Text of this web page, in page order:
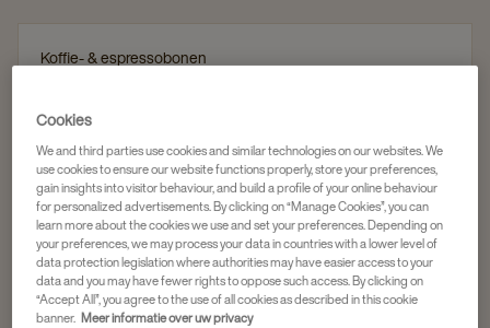
Koffie- & espressobonen
DARK ROAST 6X1KG
Artikelnummer4045973
Arabica & Robusta
Donker gebrand
Intense smaak
Cookies
We and third parties use cookies and similar technologies on our websites. We
use cookies to ensure our website functions properly, store your preferences,
gain insights into visitor behaviour, and build a profile of your online behaviour
for personalized advertisements. By clicking on “Manage Cookies”, you can
learn more about the cookies we use and set your preferences. Depending on
your preferences, we may process your data in countries with a lower level of
data protection legislation where authorities may have easier access to your
data and you may have fewer rights to oppose such access. By clicking on
“Accept All”, you agree to the use of all cookies as described in this cookie
banner. Meer informatie over uw privacy